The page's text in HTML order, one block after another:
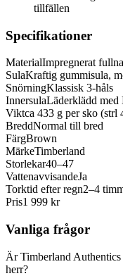
tillfällen
Specifikationer
MaterialImpregnerat
SulaKraftig gummisula,
SnörningKlassisk 3-håls
InnersulaLäderklädd
Viktca 433 g per sko (strl
BreddNormal till bred
FärgBrown
MärkeTimberland
Storlekar40–47
VattenavvisandeJa
Torktid efter regn2–4
Pris1 999 kr
Vanliga frågor
Är Timberland
herr?